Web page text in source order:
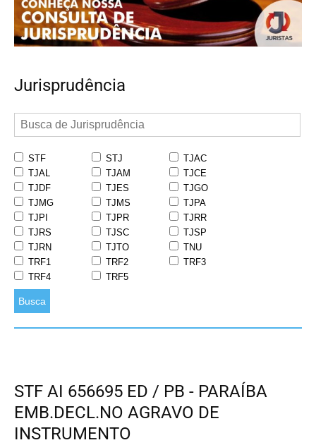
Jurisprudência
STF STJ
TJAC
TJAL
TJAM
TJCE
TJDF
TJES
TJGO
TJMG
TJMS
TJPA
TJPI
TJPR
TJRR
TJRS
TJSC
TJSP
TJRN
TJTO
TNU
TRF1
TRF2
TRF3
TRF4
TRF5
Busca
STF AI 656695 ED / PB - PARAÍBA
EMB.DECL.NO AGRAVO DE
INSTRUMENTO